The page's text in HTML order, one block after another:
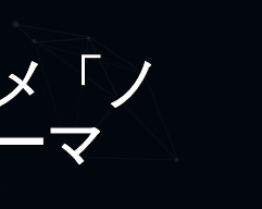
「ノ
マ